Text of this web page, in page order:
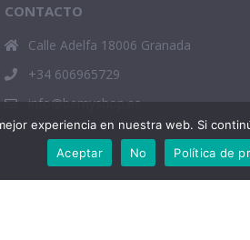
CONTACTO
Calle Adelfa 18006 Granada
+34 606965729
info@bemyshop.es
experiencia en nuestra web. Si
Aceptar
No Política de